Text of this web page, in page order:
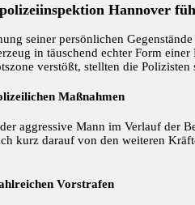
Hannover
seiner persönlichen
in täuschend echter Form
verstößt, stellten die
Maßnahmen
aggressive Mann im Verlauf der
kurz darauf von den weiteren
Vorstrafen